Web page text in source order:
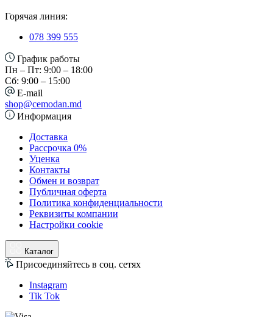
Горячая линия:
078 399 555
График работы
Пн – Пт: 9:00 – 18:00
Сб: 9:00 – 15:00
E-mail
shop@cemodan.md
Информация
Доставка
Рассрочка 0%
Уценка
Контакты
Обмен и возврат
Публичная оферта
Политика конфиденциальности
Реквизиты компании
Настройки cookie
Каталог
Присоединяйтесь в соц. сетях
Instagram
Tik Tok